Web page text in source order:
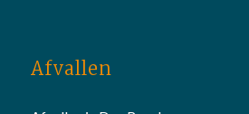
Afvallen